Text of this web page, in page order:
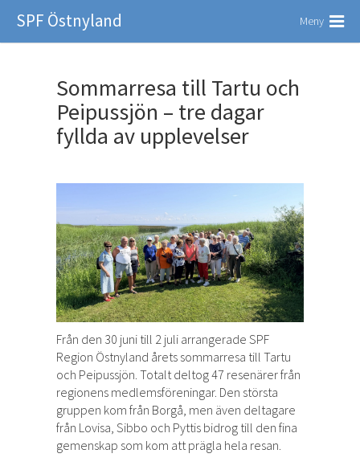
SPF Östnyland Meny
Sommarresa till Tartu och
Peipussjön – tre dagar
fyllda av upplevelser
Från den 30 juni till 2 juli arrangerade SPF
Region Östnyland årets sommarresa till Tartu
och Peipussjön. Totalt deltog 47 resenärer från
regionens medlemsföreningar. Den största
gruppen kom från Borgå, men även deltagare
från Lovisa, Sibbo och Pyttis bidrog till den fina
gemenskap som kom att prägla hela resan.